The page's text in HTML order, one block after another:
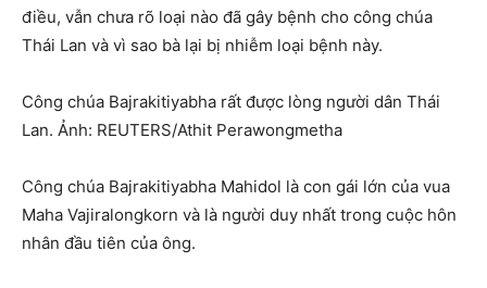
điều, vẫn chưa rõ loại nào đã gây bệnh cho công chúa
Thái Lan và vì sao bà lại bị nhiễm loại bệnh này.
Công chúa Bajrakitiyabha rất được lòng người dân Thái
Lan. Ảnh: REUTERS/Athit Perawongmetha
Công chúa Bajrakitiyabha Mahidol là con gái lớn của vua
Maha Vajiralongkorn và là người duy nhất trong cuộc hôn
nhân đầu tiên của ông.